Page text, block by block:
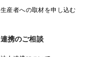
生産者への取材を申し込む
連携のご相談